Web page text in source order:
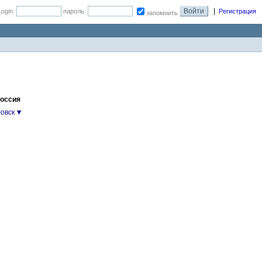
пароль: запомнить Регистрация